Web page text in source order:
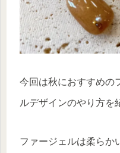
今回は秋におすすめの
ルデザインのやり方を
ファージェルは柔らか